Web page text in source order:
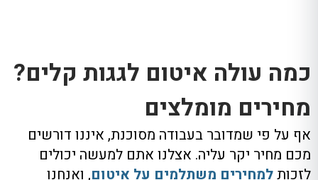
כמה עולה איטום לגגות קלים?
מחירים מומלצים
אף על פי שמדובר בעבודה מסוכנת, איננו דורשים
מכם מחיר יקר עליה. אצלנו אתם למעשה יכולים
לזכותלמחירים משתלמים על איטום, ואנחנו